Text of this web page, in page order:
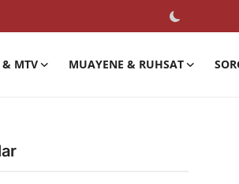
& MTV MUAYENE & RUHSAT